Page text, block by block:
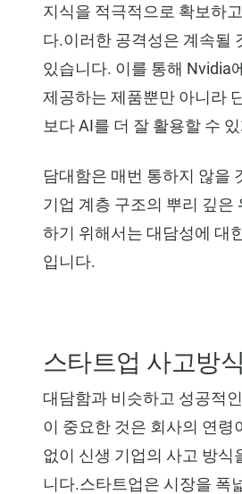
지식을 적극적으로 확보하
다.이러한 공격성은 계속될
있습니다. 이를 통해 Nvidia
제공하는 제품뿐만 아니라
보다 AI를 더 잘 활용할 수
담대함은 매번 통하지 않을
기업 계층 구조의 뿌리 깊은
하기 위해서는 대담성에 대
입니다.
스타트업 사고방식
대담함과 비슷하고 성공적
이 중요한 것은 회사의 연령
없이 신생 기업의 사고 방식
니다.스타트업은 시장을 폭